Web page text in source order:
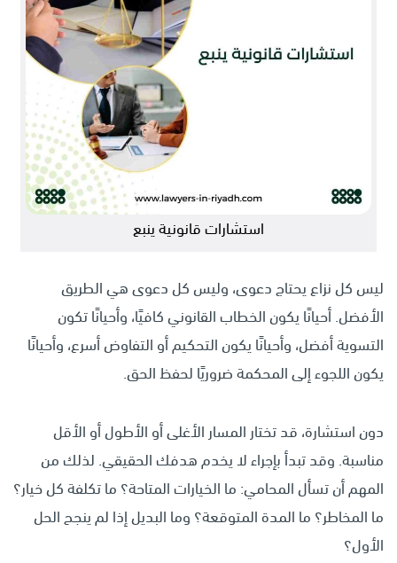
استشارات قانونية ينبع
ليس كل نزاع يحتاج دعوى، وليس كل دعوى هي الطريق
الأفضل. أحيانًا يكون الخطاب القانوني كافيًا، وأحيانًا تكون
التسوية أفضل، وأحيانًا يكون التحكيم أو التفاوض أسرع، وأحيانًا
يكون اللجوء إلى المحكمة ضروريًا لحفظ الحق.
دون استشارة، قد تختار المسار الأغلى أو الأطول أو الأقل
مناسبة. وقد تبدأ بإجراء لا يخدم هدفك الحقيقي. لذلك من
المهم أن تسأل المحامي: ما الخيارات المتاحة؟ ما تكلفة كل خيار؟
ما المخاطر؟ ما المدة المتوقعة؟ وما البديل إذا لم ينجح الحل
الأول؟